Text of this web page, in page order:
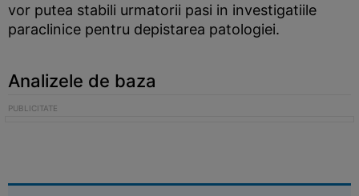
vor putea stabili urmatorii pasi in investigatiile
paraclinice pentru depistarea patologiei.
Analizele de baza